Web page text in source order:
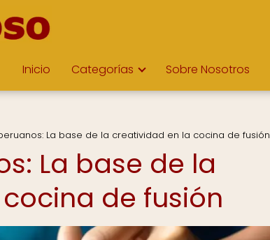
Inicio Categorías Sobre Nosotros
La base de la creatividad en la cocina de fusión
La base de la
de fusión